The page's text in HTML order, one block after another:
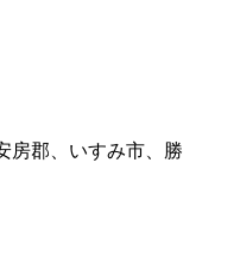
房郡、いすみ市、勝